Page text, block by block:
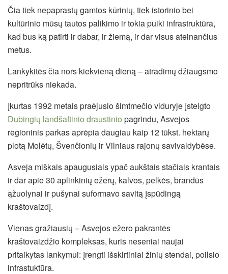
Čia tiek nepaprastų gamtos kūrinių, tiek istorinio bei
kultūrinio mūsų tautos palikimo ir tokia puiki infrastruktūra,
kad bus ką patirti ir dabar, ir žiemą, ir dar visus ateinančius
metus.
Lankykitės čia nors kiekvieną dieną – atradimų džiaugsmo
nepritrūks niekada.
Įkurtas 1992 metais praėjusio šimtmečio viduryje įsteigto
Dubingių landšaftinio draustinio pagrindu, Asvejos
regioninis parkas aprėpia daugiau kaip 12 tūkst. hektarų
plotą Molėtų, Švenčionių ir Vilniaus rajonų savivaldybėse.
Asveja miškais apaugusiais ypač aukštais stačiais krantais
ir dar apie 30 aplinkinių ežerų, kalvos, pelkės, brandūs
ąžuolynai ir pušynai suformavo savitą įspūdingą
kraštovaizdį.
Vienas gražiausių – Asvejos ežero pakrantės
kraštovaizdžio kompleksas, kuris neseniai naujai
pritaikytas lankymui: įrengti išskirtiniai žinių stendai, poilsio
infrastuktūra.